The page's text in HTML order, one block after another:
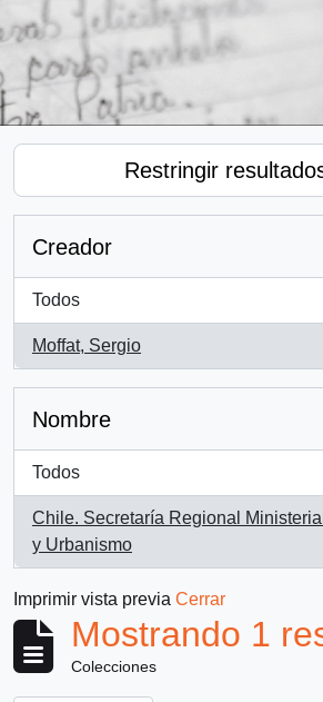
Restringir
Creador
Todos
Moffat, Sergio
, 1 resultados
Nombre
Todos
Chile. Secretaría Regional
y Urbanismo
, 1 resultados
Imprimir vista previa Cerrar
Mostrando 1
Colecciones